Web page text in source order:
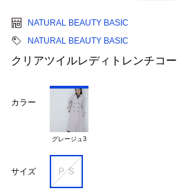
NATURAL BEAUTY BASIC
NATURAL BEAUTY BASIC
クリアツイルレディトレンチコ
カラー
グレージュ3
サイズ ＰＳ